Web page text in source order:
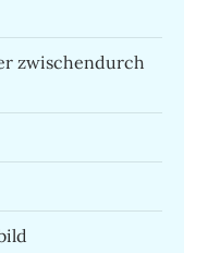
zwischendurch